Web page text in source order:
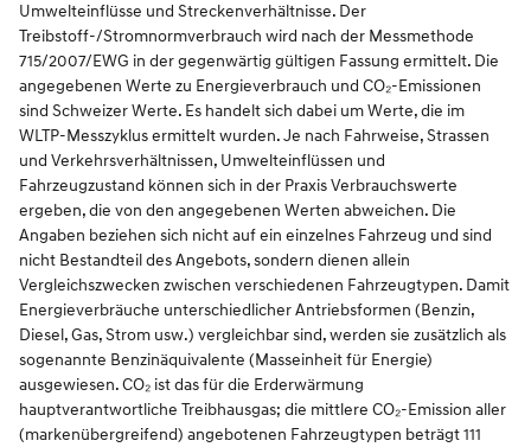
Umwelteinflüsse und Streckenverhältnisse. Der
Treibstoff-/Stromnormverbrauch wird nach der Messmethode
715/2007/EWG in der gegenwärtig gültigen Fassung ermittelt. Die
angegebenen Werte zu Energieverbrauch und CO₂-Emissionen
sind Schweizer Werte. Es handelt sich dabei um Werte, die im
WLTP-Messzyklus ermittelt wurden. Je nach Fahrweise, Strassen
und Verkehrsverhältnissen, Umwelteinflüssen und
Fahrzeugzustand können sich in der Praxis Verbrauchswerte
ergeben, die von den angegebenen Werten abweichen. Die
Angaben beziehen sich nicht auf ein einzelnes Fahrzeug und sind
nicht Bestandteil des Angebots, sondern dienen allein
Vergleichszwecken zwischen verschiedenen Fahrzeugtypen. Damit
Energieverbräuche unterschiedlicher Antriebsformen (Benzin,
Diesel, Gas, Strom usw.) vergleichbar sind, werden sie zusätzlich als
sogenannte Benzinäquivalente (Masseinheit für Energie)
ausgewiesen. CO₂ ist das für die Erderwärmung
hauptverantwortliche Treibhausgas; die mittlere CO₂-Emission aller
(markenübergreifend) angebotenen Fahrzeugtypen beträgt 111